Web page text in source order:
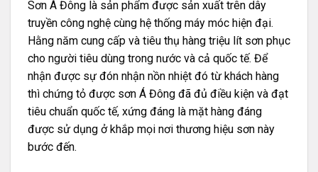
Sơn Á Đông là sản phẩm được sản xuất trên dây
truyền công nghệ cùng hệ thống máy móc hiện đại.
Hằng năm cung cấp và tiêu thụ hàng triệu lít sơn phục
cho người tiêu dùng trong nước và cả quốc tế. Để
nhận được sự đón nhận nồn nhiệt đó từ khách hàng
thì chứng tỏ được sơn Á Đông đã đủ điều kiện và đạt
tiêu chuẩn quốc tế, xứng đáng là mặt hàng đáng
được sử dụng ở khắp mọi nơi thương hiệu sơn này
bước đến.